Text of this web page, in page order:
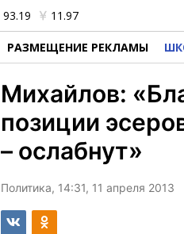
93.19 11.97
РАЗМЕЩЕНИЕ РЕКЛАМЫ
Михайлов:
позиции
– ослабнут»
Политика, 14:31, 11 апреля 2013